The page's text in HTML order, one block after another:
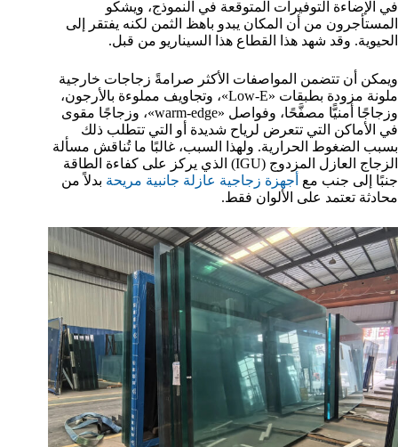
في الإضاءة التوفيرات المتوقعة في النموذج، ويشكو
المستأجرون من أن المكان يبدو باهظ الثمن لكنه يفتقر إلى
الحيوية. وقد شهد هذا القطاع هذا السيناريو من قبل.
ويمكن أن تتضمن المواصفات الأكثر صرامةً زجاجات خارجية
ملونة مزودة بطبقات «Low-E»، وتجاويف مملوءة بالأرجون،
وزجاجًا أمنيًّا مصفَّحًا، وفواصل «warm-edge»، وزجاجًا مقوى
في الأماكن التي تتعرض لرياح شديدة أو التي تتطلب ذلك
بسبب الضغوط الحرارية. ولهذا السبب، غالبًا ما تُناقش مسألة
الزجاج العازل المزدوج (IGU) الذي يركز على كفاءة الطاقة
جنبًا إلى جنب مع أجهزة زجاجية عازلة جانبية مريحة بدلاً من
محادثة تعتمد على الألوان فقط.